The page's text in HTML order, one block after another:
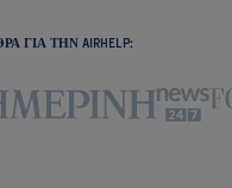
ΓΙΑ ΤΗΝ AIRHELP: